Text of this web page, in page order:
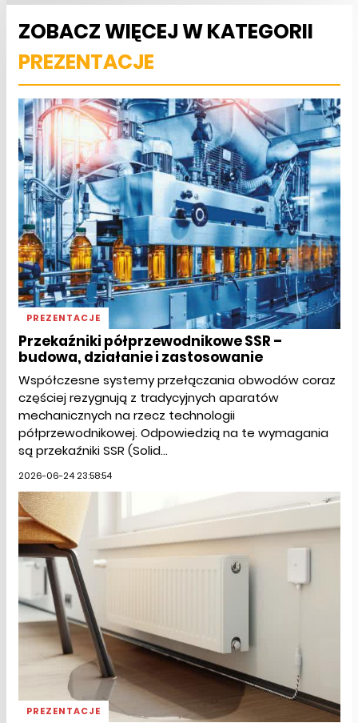
ZOBACZ WIĘCEJ W KATEGORII
PREZENTACJE
PREZENTACJE
Przekaźniki półprzewodnikowe SSR –
budowa, działanie i zastosowanie
Współczesne systemy przełączania obwodów coraz
częściej rezygnują z tradycyjnych aparatów
mechanicznych na rzecz technologii
półprzewodnikowej. Odpowiedzią na te wymagania
są przekaźniki SSR (Solid...
2026-06-24 23:58:54
PREZENTACJE